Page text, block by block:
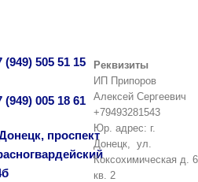
(949) 505 51 15
(949) 005 18 61
Донецк, проспект
Реквизиты
ИП Припоров
Алексей Сергеевич
+79493281543
Юр. адрес: г.
Донецк, ул.
Коксохимическая д. 6
кв. 2